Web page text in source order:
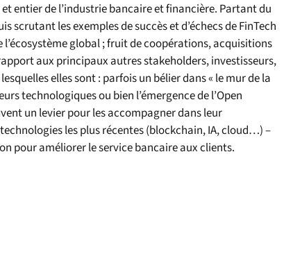
entier de l’industrie bancaire et financière. Partant du
les exemples de succès et d’échecs de FinTech
global ; fruit de coopérations, acquisitions
aux principaux autres stakeholders, investisseurs,
elles sont : parfois un bélier dans « le mur de la
technologiques ou bien l’émergence de l’Open
un levier pour les accompagner dans leur
les plus récentes (blockchain, IA, cloud…) –
pour améliorer le service bancaire aux clients.